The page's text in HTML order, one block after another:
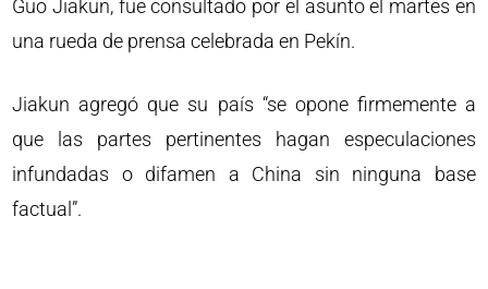
Guo Jiakun, fue consultado por el asunto el martes en
una rueda de prensa celebrada en Pekín.
Jiakun agregó que su país “se opone firmemente a
que las partes pertinentes hagan especulaciones
infundadas o difamen a China sin ninguna base
factual”.